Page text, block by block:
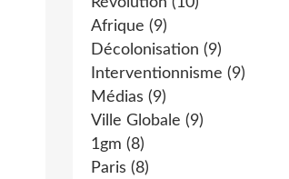
Afrique (9)
Décolonisation (9)
Interventionnisme (9)
Médias (9)
Ville Globale (9)
1gm (8)
Paris (8)